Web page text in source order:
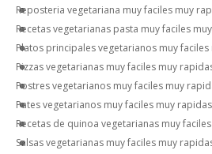
Reposteria vegetariana muy faciles muy
Recetas vegetarianas pasta muy faciles
Platos principales vegetarianos muy
Pizzas vegetarianas muy faciles muy
Postres vegetarianos muy faciles muy
Pates vegetarianos muy faciles muy rapidas
Recetas de quinoa vegetarianas muy
Salsas vegetarianas muy faciles muy